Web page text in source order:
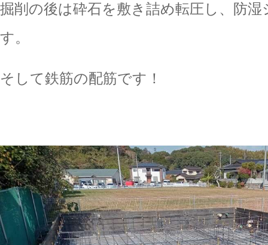
掘削の後は砕石を敷き詰め転圧し、防
す。
そして鉄筋の配筋です！